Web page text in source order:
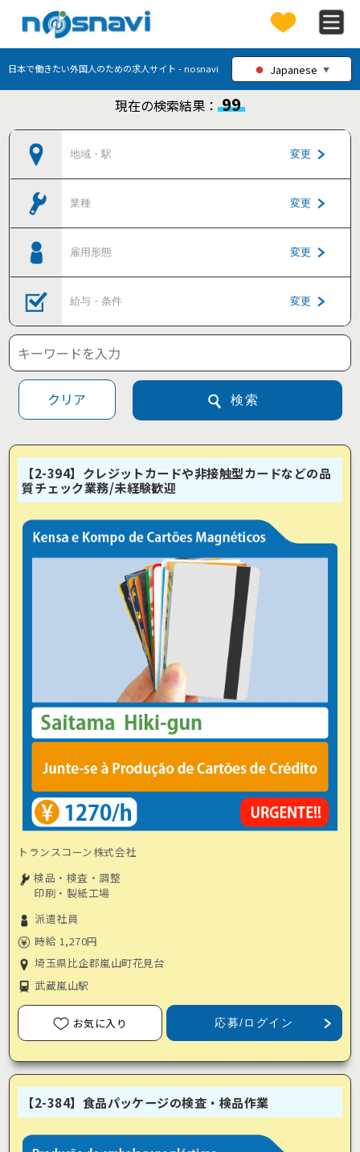
日本で働きたい外国人のための求人サイト - nosnavi Japanese ▼
現在の検索結果： 99
地域・駅 変更
業種 変更
雇用形態 変更
給与・条件 変更
クリア 検索
【2-394】クレジットカードや非接触型カードなどの品
質チェック業務/未経験歓迎
トランスコーン株式会社
検品・検査・調整
印刷・製紙工場
派遣社員
時給 1,270円
埼玉県比企郡嵐山町花見台
武蔵嵐山駅
お気に入り 応募/ログイン
【2-384】食品パッケージの検査・検品作業